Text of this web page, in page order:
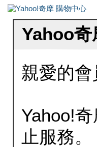
Yahoo奇
親愛的會
Yahoo!
止服務。